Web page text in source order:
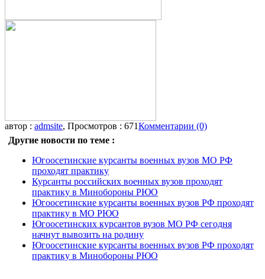
автор : admsite, Просмотров : 671Комментарии (0)
Другие новости по теме :
Югоосетинские курсанты военных вузов МО РФ
проходят практику
Курсанты российских военных вузов проходят
практику в Минобороны РЮО
Югоосетинские курсанты военных вузов РФ проходят
практику в МО РЮО
Югоосетинских курсантов вузов МО РФ сегодня
начнут вывозить на родину
Югоосетинские курсанты военных вузов РФ проходят
практику в Минобороны РЮО